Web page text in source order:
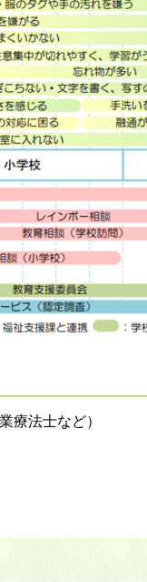
療法士など）